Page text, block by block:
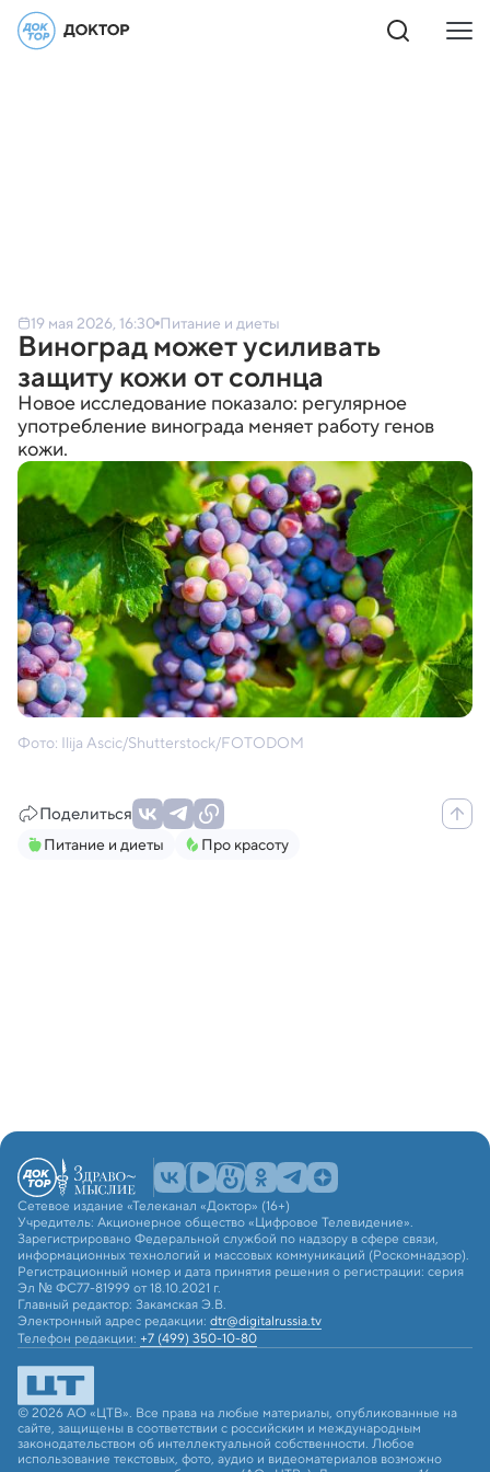
19 мая 2026, 16:30 Питание и диеты
Виноград может усиливать
защиту кожи от солнца
Новое исследование показало: регулярное
употребление винограда меняет работу генов
кожи.
Фото: Ilija Ascic/Shutterstock/FOTODOM
Поделиться
Питание и диеты Про красоту
Сетевое издание «Телеканал «Доктор» (16+)
Учредитель: Акционерное общество «Цифровое Телевидение».
Зарегистрировано Федеральной службой по надзору в сфере связи,
информационных технологий и массовых коммуникаций (Роскомнадзор).
Регистрационный номер и дата принятия решения о регистрации: серия
Эл № ФС77-81999 от 18.10.2021 г.
Главный редактор: Закамская Э.В.
Электронный адрес редакции: dtr@digitalrussia.tv
Телефон редакции: +7 (499) 350-10-80
© 2026 АО «ЦТВ». Все права на любые материалы, опубликованные на
сайте, защищены в соответствии с российским и международным
законодательством об интеллектуальной собственности. Любое
использование текстовых, фото, аудио и видеоматериалов возможно